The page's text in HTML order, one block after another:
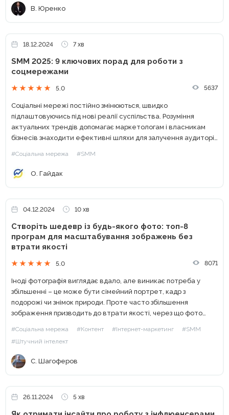
В. Юренко
18.12.2024 7 хв
SMM 2025: 9 ключових порад для роботи з
соцмережами
5.0 5637
Соціальні мережі постійно змінюються, швидко
підлаштовуючись під нові реалії суспільства. Розуміння
актуальних трендів допомагає маркетологам і власникам
бізнесів знаходити ефективні шляхи для залучення аудиторії
які будуть визначальними у 2025 році та здатні...
#Соціальна мережа #SMM
О. Гайдак
04.12.2024 10 хв
Створіть шедевр із будь-якого фото: топ-8
програм для масштабування зображень без
втрати якості
5.0 8071
Іноді фотографія виглядає вдало, але виникає потреба у
збільшенні – це може бути сімейний портрет, кадр з
подорожі чи знімок природи. Проте часто збільшення
зображення призводить до втрати якості, через що фото
важливо,...
#Соціальна мережа #Контент #Інтернет-маркетинг
#SMM
#Штучний інтелект
С. Шагоферов
26.11.2024 5 хв